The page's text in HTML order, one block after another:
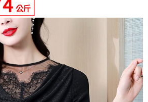
址）提供予台灣大哥大進項蒐集、處理及利用，
帳單所需資料之確認、核對及更正。
閱以下連結： https://oppay.tw/userRule
消欲退款等相關疑問，請聯繫「AFTEE先享後付
support/home
有限公司提供之「AFTEE先享後付」服務完成之交
圍內提供個人資料，並將交易相關給付款項請求債
公司。
，請瀏覽以下網址：
徵得法定代理人或監護人之同意方可使用
未經同意申辦者引起之損失，本公司不負相關責
含以上)免運費
含以上)免運費
含以上)免運費